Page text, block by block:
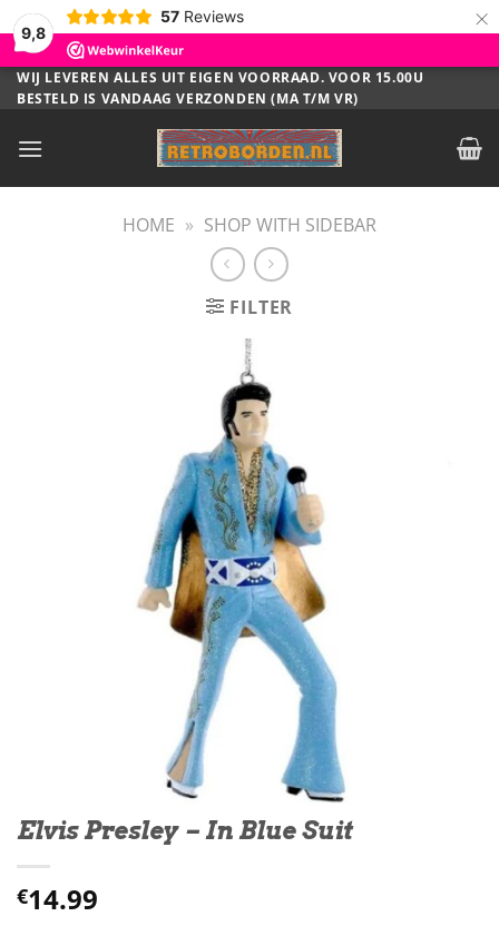
9,8
57 Reviews ×
Ga
naar
WIJ LEVEREN ALLES UIT EIGEN VOORRAAD. VOOR 15.00U
BESTELD IS VANDAAG VERZONDEN (MA T/M VR)
HOME » SHOP WITH SIDEBAR
FILTER
Elvis Presley – In Blue Suit
€14.99